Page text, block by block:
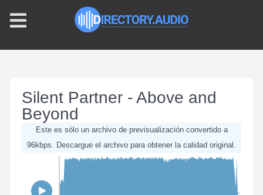
Silent Partner - Above and
Beyond
Este es sólo un archivo de previsualización convertido a
96kbps. Descargue el archivo para obtener la calidad original.